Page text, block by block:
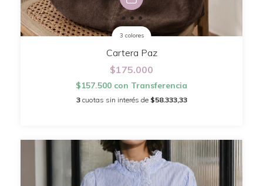
3 colores
Cartera Paz
$175.000
$157.500 con Transferencia
3 cuotas sin interés de $58.333,33